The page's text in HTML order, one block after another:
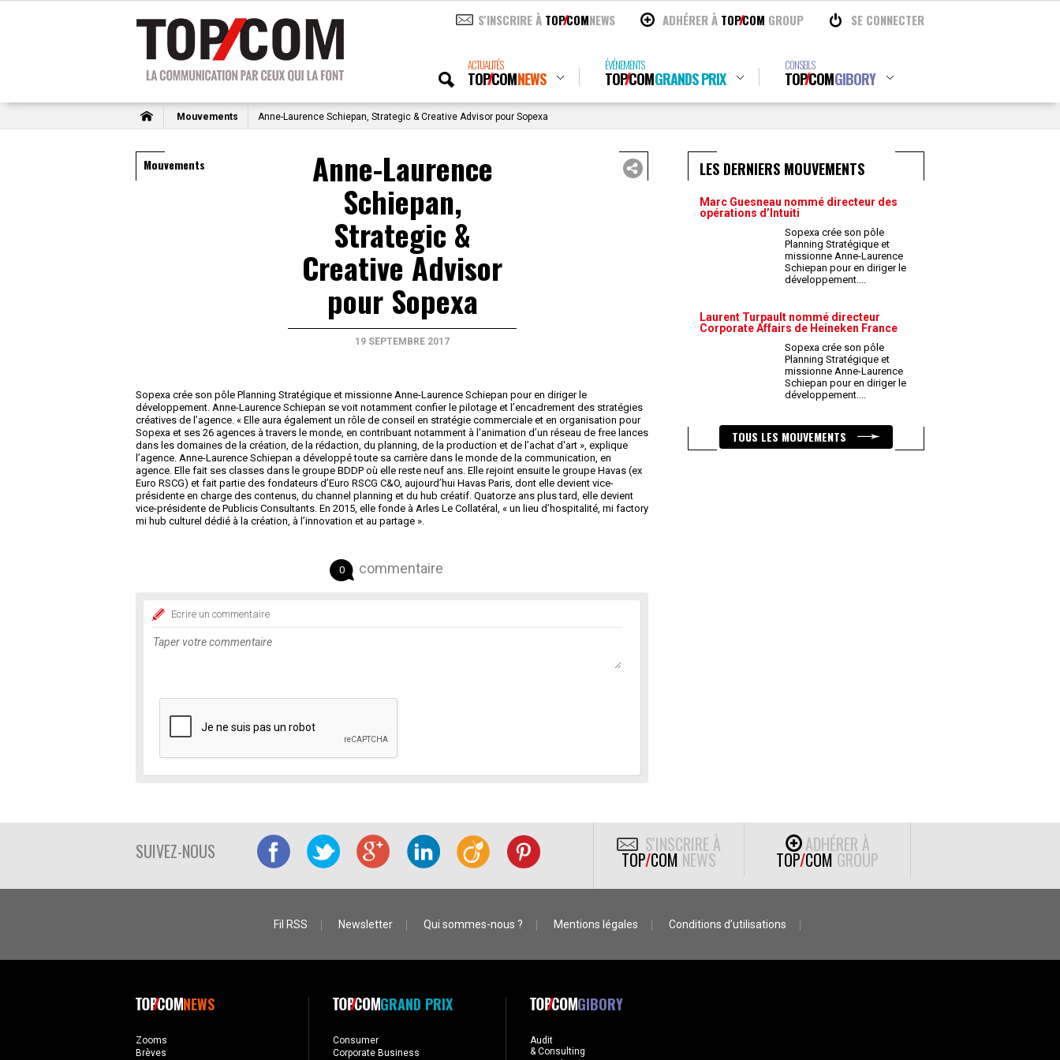
S'INSCRIRE À TOPCOMNEWS ADHÉRER À TOPCOM GROUP SE CONNECTER
ACTUALITÉS
TOPCOMNEWS
ÉVÉNEMENTS
TOPCOMGRANDS PRIX
CONSEILS
TOPCOMGIBORY
Mouvements Anne-Laurence Schiepan, Strategic & Creative Advisor pour Sopexa
Mouvements Anne-Laurence
Schiepan,
Strategic &
Creative Advisor
pour Sopexa
19 SEPTEMBRE 2017
Sopexa crée son pôle Planning Stratégique et missionne Anne-Laurence Schiepan pour en diriger le
développement. Anne-Laurence Schiepan se voit notamment confier le pilotage et l’encadrement des stratégies
créatives de l’agence. « Elle aura également un rôle de conseil en stratégie commerciale et en organisation pour
Sopexa et ses 26 agences à travers le monde, en contribuant notamment à l'animation d’un réseau de free lances
dans les domaines de la création, de la rédaction, du planning, de la production et de l’achat d'art », explique
l’agence. Anne-Laurence Schiepan a développé toute sa carrière dans le monde de la communication, en
agence. Elle fait ses classes dans le groupe BDDP où elle reste neuf ans. Elle rejoint ensuite le groupe Havas (ex
Euro RSCG) et fait partie des fondateurs d’Euro RSCG C&O, aujourd’hui Havas Paris, dont elle devient vice-
présidente en charge des contenus, du channel planning et du hub créatif. Quatorze ans plus tard, elle devient
vice-présidente de Publicis Consultants. En 2015, elle fonde à Arles Le Collatéral, « un lieu d’hospitalité, mi factory
mi hub culturel dédié à la création, à l’innovation et au partage ».
0 commentaire
Ecrire un commentaire
LES DERNIERS MOUVEMENTS
Marc Guesneau nommé directeur des
opérations d’Intuiti
Sopexa crée son pôle
Planning Stratégique et
missionne Anne-Laurence
Schiepan pour en diriger le
développement....
Laurent Turpault nommé directeur
Corporate Affairs de Heineken France
Sopexa crée son pôle
Planning Stratégique et
missionne Anne-Laurence
Schiepan pour en diriger le
développement....
TOUS LES MOUVEMENTS
SUIVEZ-NOUS S'INSCRIRE À
TOP/COM NEWS
ADHÉRER À
TOP/COM GROUP
Fil RSS Newsletter Qui sommes-nous ? Mentions légales Conditions d’utilisations
NEWS
Zooms
Brèves
GRAND PRIX
Consumer
Corporate Business
GIBORY
Audit
& Consulting